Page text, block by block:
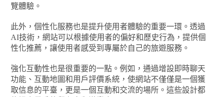
覽體驗。
此外，個性化服務也是提升使用者體驗的重要一環。透過
AI技術，網站可以根據使用者的偏好和歷史行為，提供個
性化推薦，讓使用者感受到專屬於自己的旅遊服務。
強化互動性也是很重要的一點。例如，通過增設即時聊天
功能、互動地圖和用戶評價系統，使網站不僅僅是一個獲
取信息的平臺，更是一個互動和交流的場所。這些設計都